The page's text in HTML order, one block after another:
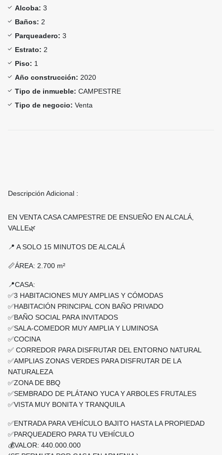
Alcoba: 3
Baños: 2
Parqueadero: 3
Estrato: 2
Piso: 1
Año construcción: 2020
Tipo de inmueble: CAMPESTRE
Tipo de negocio: Venta
Descripción Adicional :
EN VENTA CASA CAMPESTRE DE ENSUEÑO EN ALCALÁ,
VALLE🌿
📍 A SOLO 15 MINUTOS DE ALCALÁ
📏ÁREA: 2.700 m²
📍CASA:
✅3 HABITACIONES MUY AMPLIAS Y CÓMODAS
✅HABITACIÓN PRINCIPAL CON BAÑO PRIVADO
✅BAÑO SOCIAL PARA INVITADOS
✅SALA-COMEDOR MUY AMPLIA Y LUMINOSA
✅COCINA
✅ CORREDOR PARA DISFRUTAR DEL ENTORNO NATURAL
✅AMPLIAS ZONAS VERDES PARA DISFRUTAR DE LA
NATURALEZA
✅ZONA DE BBQ
✅SEMBRADO DE PLÁTANO YUCA Y ARBOLES FRUTALES
✅VISTA MUY BONITA Y TRANQUILA
✅ENTRADA PARA VEHÍCULO BAJITO HASTA LA PROPIEDAD
✅PARQUEADERO PARA TU VEHÍCULO
💰VALOR: 440.000.000